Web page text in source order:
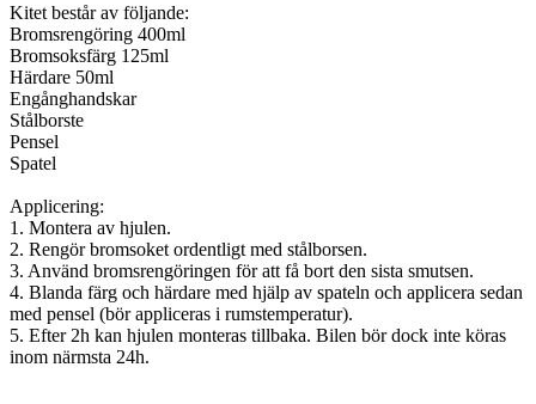
Kitet består av följande:
Bromsrengöring 400ml
Bromsoksfärg 125ml
Härdare 50ml
Engånghandskar
Stålborste
Pensel
Spatel
Applicering:
1. Montera av hjulen.
2. Rengör bromsoket ordentligt med stålborsen.
3. Använd bromsrengöringen för att få bort den sista smutsen.
4. Blanda färg och härdare med hjälp av spateln och applicera sedan
med pensel (bör appliceras i rumstemperatur).
5. Efter 2h kan hjulen monteras tillbaka. Bilen bör dock inte köras
inom närmsta 24h.